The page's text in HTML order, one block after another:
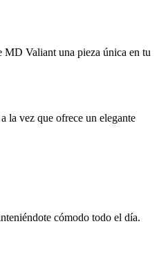
Valiant una pieza única en tu
la vez que ofrece un elegante
cómodo todo el día.